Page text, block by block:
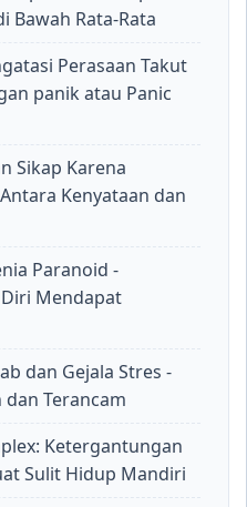
Bawah Rata-Rata
Perasaan Takut
panik atau Panic
Sikap Karena
Kenyataan dan
Paranoid -
Mendapat
dan Gejala Stres -
Terancam
Ketergantungan
Sulit Hidup Mandiri